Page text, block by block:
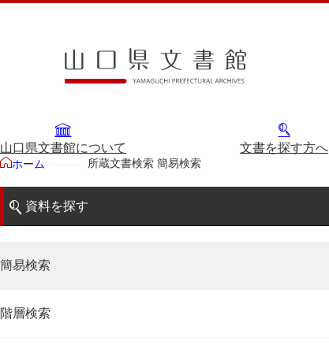
山口県文書館について 文書を探す方へ
ホーム 所蔵文書検索 簡易検索
資料を探す
簡易検索
階層検索